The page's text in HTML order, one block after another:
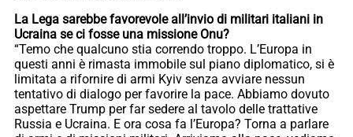
La Lega sarebbe favorevole all’invio di militari italiani in
Ucraina se ci fosse una missione Onu?
“Temo che qualcuno stia correndo troppo. L’Europa in
questi anni è rimasta immobile sul piano diplomatico, si è
limitata a rifornire di armi Kyiv senza avviare nessun
tentativo di dialogo per favorire la pace. Abbiamo dovuto
aspettare Trump per far sedere al tavolo delle trattative
Russia e Ucraina. E ora cosa fa l’Europa? Torna a parlare